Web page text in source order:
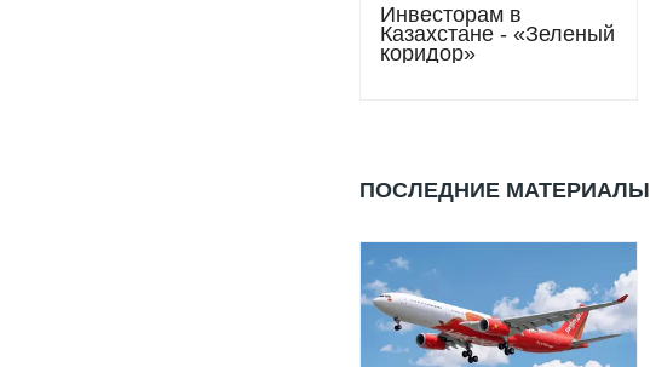
Инвесторам в
Казахстане - «Зеленый
коридор»
ПОСЛЕДНИЕ МАТЕРИАЛЫ